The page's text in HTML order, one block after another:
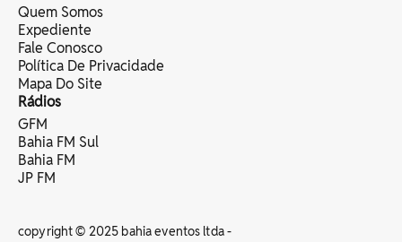
Quem Somos
Expediente
Fale Conosco
Política De Privacidade
Mapa Do Site
Rádios
GFM
Bahia FM Sul
Bahia FM
JP FM
copyright © 2025 bahia eventos ltda -